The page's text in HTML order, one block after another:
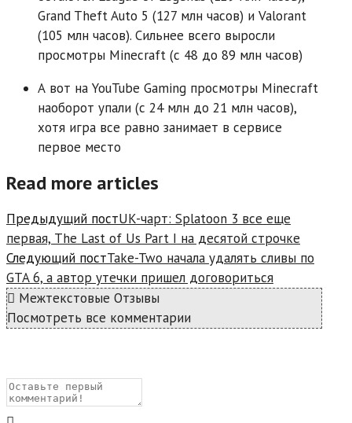
Grand Theft Auto 5 (127 млн часов) и Valorant
(105 млн часов). Сильнее всего выросли
просмотры Minecraft (с 48 до 89 млн часов)
А вот на YouTube Gaming просмотры Minecraft
наоборот упали (с 24 млн до 21 млн часов),
хотя игра все равно занимает в сервисе
первое место
Read more articles
Предыдущий постUK-чарт: Splatoon 3 все еще
первая, The Last of Us Part I на десятой строчке
Следующий постTake-Two начала удалять сливы по
GTA 6, а автор утечки пришел договориться
Межтекстовые Отзывы
Посмотреть все комментарии